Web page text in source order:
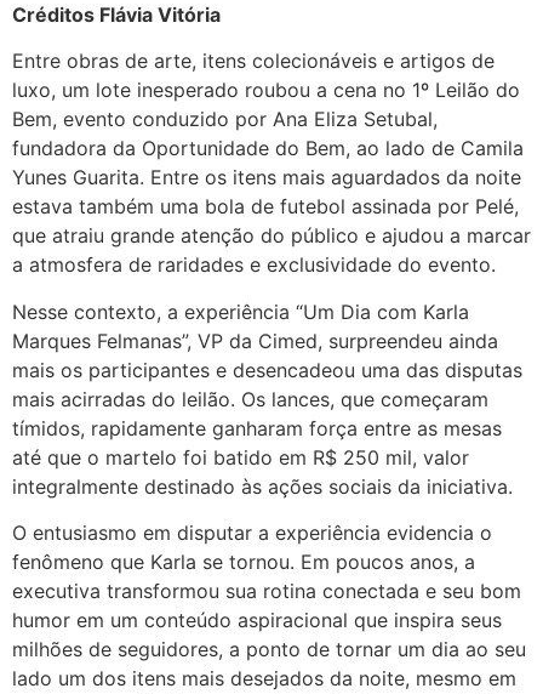
Créditos Flávia Vitória
Entre obras de arte, itens colecionáveis e artigos de
luxo, um lote inesperado roubou a cena no 1º Leilão do
Bem, evento conduzido por Ana Eliza Setubal,
fundadora da Oportunidade do Bem, ao lado de Camila
Yunes Guarita. Entre os itens mais aguardados da noite
estava também uma bola de futebol assinada por Pelé,
que atraiu grande atenção do público e ajudou a marcar
a atmosfera de raridades e exclusividade do evento.
Nesse contexto, a experiência “Um Dia com Karla
Marques Felmanas”, VP da Cimed, surpreendeu ainda
mais os participantes e desencadeou uma das disputas
mais acirradas do leilão. Os lances, que começaram
tímidos, rapidamente ganharam força entre as mesas
até que o martelo foi batido em R$ 250 mil, valor
integralmente destinado às ações sociais da iniciativa.
O entusiasmo em disputar a experiência evidencia o
fenômeno que Karla se tornou. Em poucos anos, a
executiva transformou sua rotina conectada e seu bom
humor em um conteúdo aspiracional que inspira seus
milhões de seguidores, a ponto de tornar um dia ao seu
lado um dos itens mais desejados da noite, mesmo em